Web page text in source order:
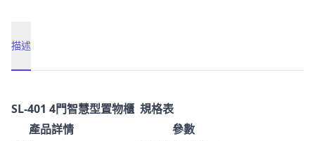
描述
描述
SL-401 4門智慧型置物櫃 規格表
產品詳情
參數